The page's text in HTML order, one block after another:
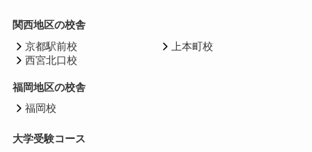
関西地区の校舎
京都駅前校
西宮北口校
上本町校
福岡地区の校舎
福岡校
大学受験コース